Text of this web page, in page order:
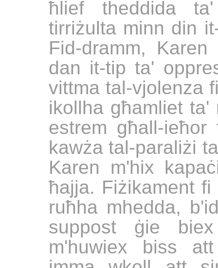
ħlief theddida
tirriżulta minn din
Fid-dramm,
dan it-tip ta'
vittma tal-vjolenza
ikollha għamliet
estrem għall-
kawża tal-paraliżi
Karen m'hix
ħajja. Fiżikament
ruħha mhedda,
suppost ġie
m'huwiex biss